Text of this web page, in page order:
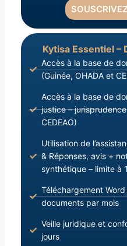
Kytisa Essentiel
Accès à la base de
(Guinée, OHADA et
Accès à la base de
justice –
CEDEAO)
Utilisation de
& Réponses, avis +
synthétique – limite à
Téléchargement
documents par mois
Veille juridique et
jours